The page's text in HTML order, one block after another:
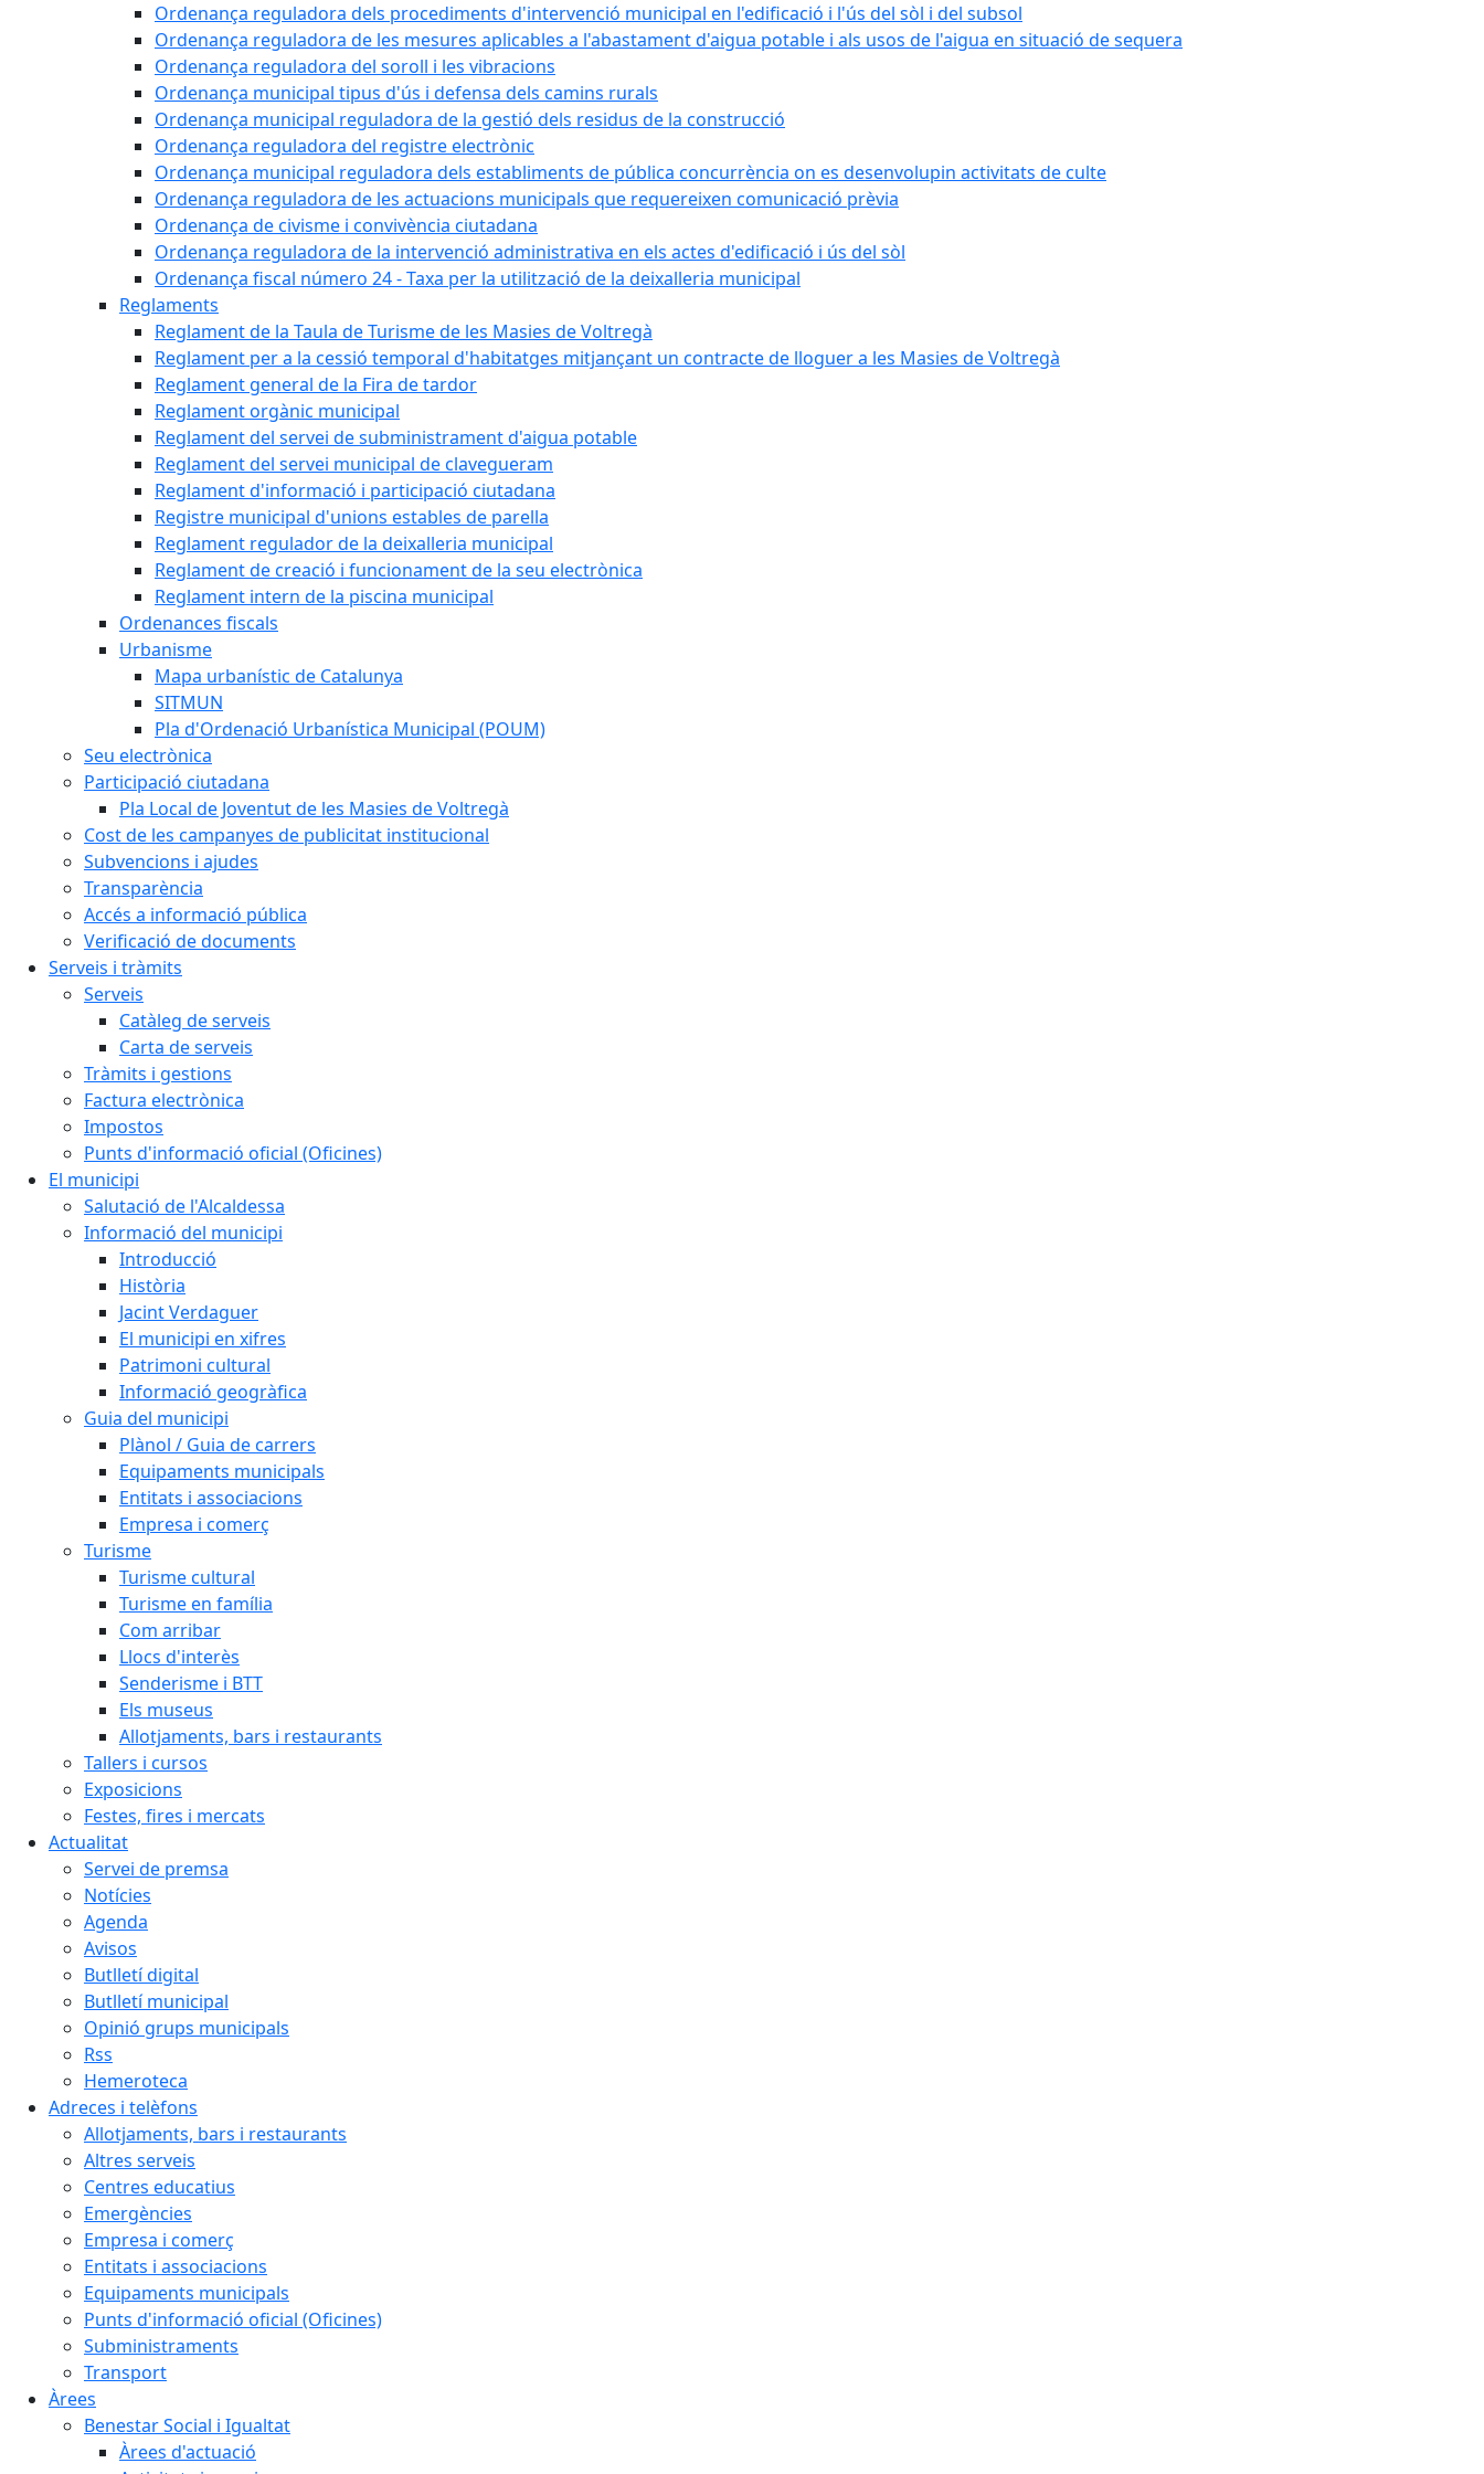
Ordenança reguladora dels procediments d'intervenció municipal en l'edificació i l'ús del sòl i del subsol
Ordenança reguladora de les mesures aplicables a l'abastament d'aigua potable i als usos de l'aigua en situació de sequera
Ordenança reguladora del soroll i les vibracions
Ordenança municipal tipus d'ús i defensa dels camins rurals
Ordenança municipal reguladora de la gestió dels residus de la construcció
Ordenança reguladora del registre electrònic
Ordenança municipal reguladora dels establiments de pública concurrència on es desenvolupin activitats de culte
Ordenança reguladora de les actuacions municipals que requereixen comunicació prèvia
Ordenança de civisme i convivència ciutadana
Ordenança reguladora de la intervenció administrativa en els actes d'edificació i ús del sòl
Ordenança fiscal número 24 - Taxa per la utilització de la deixalleria municipal
Reglaments
Reglament de la Taula de Turisme de les Masies de Voltregà
Reglament per a la cessió temporal d'habitatges mitjançant un contracte de lloguer a les Masies de Voltregà
Reglament general de la Fira de tardor
Reglament orgànic municipal
Reglament del servei de subministrament d'aigua potable
Reglament del servei municipal de clavegueram
Reglament d'informació i participació ciutadana
Registre municipal d'unions estables de parella
Reglament regulador de la deixalleria municipal
Reglament de creació i funcionament de la seu electrònica
Reglament intern de la piscina municipal
Ordenances fiscals
Urbanisme
Mapa urbanístic de Catalunya
SITMUN
Pla d'Ordenació Urbanística Municipal (POUM)
Seu electrònica
Participació ciutadana
Pla Local de Joventut de les Masies de Voltregà
Cost de les campanyes de publicitat institucional
Subvencions i ajudes
Transparència
Accés a informació pública
Verificació de documents
Serveis i tràmits
Serveis
Catàleg de serveis
Carta de serveis
Tràmits i gestions
Factura electrònica
Impostos
Punts d'informació oficial (Oficines)
El municipi
Salutació de l'Alcaldessa
Informació del municipi
Introducció
Història
Jacint Verdaguer
El municipi en xifres
Patrimoni cultural
Informació geogràfica
Guia del municipi
Plànol / Guia de carrers
Equipaments municipals
Entitats i associacions
Empresa i comerç
Turisme
Turisme cultural
Turisme en família
Com arribar
Llocs d'interès
Senderisme i BTT
Els museus
Allotjaments, bars i restaurants
Tallers i cursos
Exposicions
Festes, fires i mercats
Actualitat
Servei de premsa
Notícies
Agenda
Avisos
Butlletí digital
Butlletí municipal
Opinió grups municipals
Rss
Hemeroteca
Adreces i telèfons
Allotjaments, bars i restaurants
Altres serveis
Centres educatius
Emergències
Empresa i comerç
Entitats i associacions
Equipaments municipals
Punts d'informació oficial (Oficines)
Subministraments
Transport
Àrees
Benestar Social i Igualtat
Àrees d'actuació